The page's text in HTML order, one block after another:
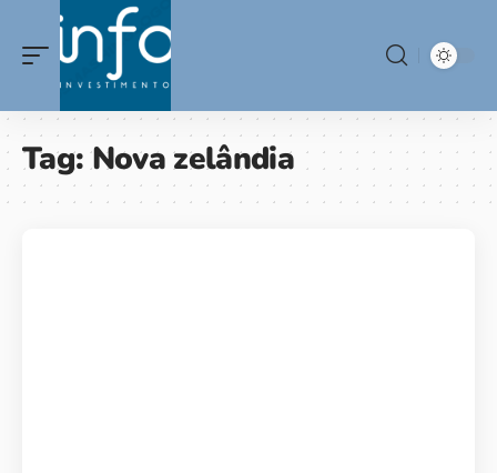
Tag:Nova zelândia